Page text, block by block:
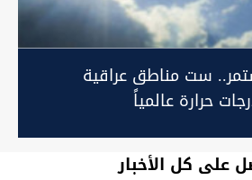
ست مناطق عراقية
حرارة عالمياً
على كل الأخبار